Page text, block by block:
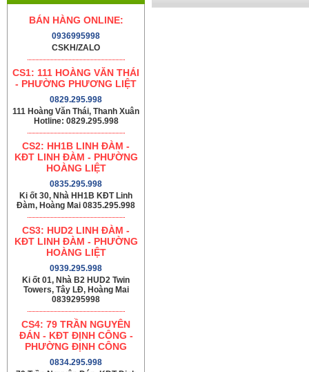
BÁN HÀNG ONLINE:
0936995998
CSKH/ZALO
CS1: 111 HOÀNG VĂN THÁI
- PHƯỜNG PHƯƠNG LIỆT
0829.295.998
111 Hoàng Văn Thái, Thanh Xuân
Hotline: 0829.295.998
CS2: HH1B LINH ĐÀM -
KĐT LINH ĐÀM - PHƯỜNG
HOÀNG LIỆT
0835.295.998
Ki ốt 30, Nhà HH1B KĐT Linh
Đàm, Hoàng Mai 0835.295.998
CS3: HUD2 LINH ĐÀM -
KĐT LINH ĐÀM - PHƯỜNG
HOÀNG LIỆT
0939.295.998
Ki ốt 01, Nhà B2 HUD2 Twin
Towers, Tây LĐ, Hoàng Mai
0839295998
CS4: 79 TRẦN NGUYÊN
ĐÁN - KĐT ĐỊNH CÔNG -
PHƯỜNG ĐỊNH CÔNG
0834.295.998